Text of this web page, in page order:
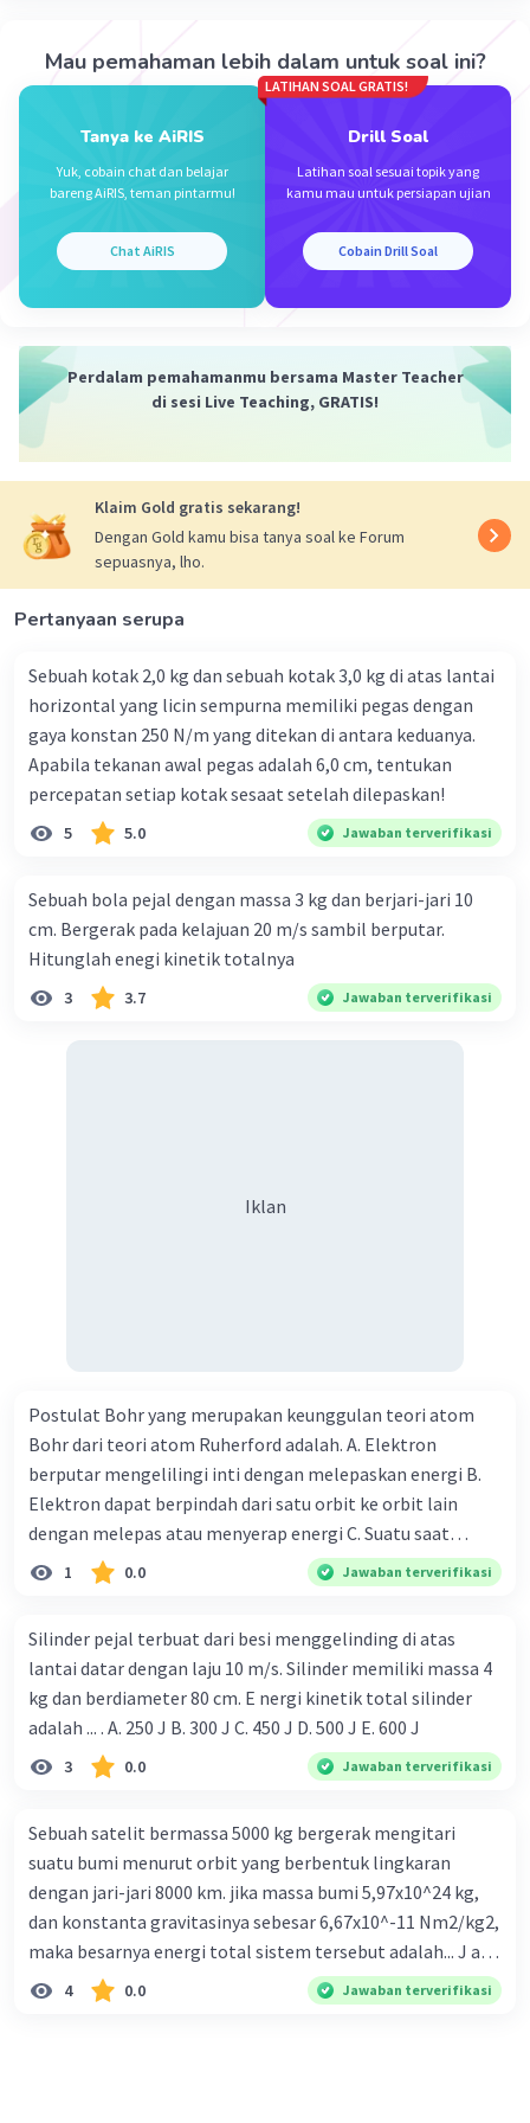
Xs = 26/2 = 13 cm
Titik berat palu dan tangkai:
Xo = mp.xp + ms.xs/mp + ms
Xo = 26,6 cm
Dengan demikian, titik yang membentuk lintasan
Beri Rating·0.0(0) Balas
Mau pemahaman lebih dalam untuk soal ini?
Tanya ke AiRIS
Yuk, cobain chat dan belajar
bareng AiRIS, teman pintarmu!
Chat AiRIS
LATIHAN SOAL GRATIS!
Drill Soal
Latihan soal sesuai topik yang
kamu mau untuk persiapan ujian
Cobain Drill Soal
Perdalam pemahamanmu bersama Master Teacher
di sesi Live Teaching, GRATIS!
Klaim Gold gratis sekarang!
Dengan Gold kamu bisa tanya soal ke Forum
sepuasnya, lho.
Pertanyaan serupa
Sebuah kotak 2,0 kg dan sebuah kotak 3,0 kg di atas lantai
horizontal yang licin sempurna memiliki pegas dengan
gaya konstan 250 N/m yang ditekan di antara keduanya.
Apabila tekanan awal pegas adalah 6,0 cm, tentukan
percepatan setiap kotak sesaat setelah dilepaskan!
5 5.0 Jawaban terverifikasi
Sebuah bola pejal dengan massa 3 kg dan berjari-jari 10
cm. Bergerak pada kelajuan 20 m/s sambil berputar.
Hitunglah enegi kinetik totalnya
3 3.7 Jawaban terverifikasi
Iklan
Postulat Bohr yang merupakan keunggulan teori atom
Bohr dari teori atom Ruherford adalah. A. Elektron
berputar mengelilingi inti dengan melepaskan energi B.
Elektron dapat berpindah dari satu orbit ke orbit lain
dengan melepas atau menyerap energi C. Suatu saat
elektron akan masuk pada inti atom D. Muatan positif dan
sebagian besar massa atom berkumpul pada inti atom E.
pada lintasan tertentu
1 0.0 Jawaban terverifikasi
Silinder pejal terbuat dari besi menggelinding di atas
lantai datar dengan laju 10 m/s. Silinder memiliki massa 4
kg dan berdiameter 80 cm. E nergi kinetik total silinder
adalah ... . A. 250 J B. 300 J C. 450 J D. 500 J E. 600 J
3 0.0 Jawaban terverifikasi
Sebuah satelit bermassa 5000 kg bergerak mengitari
suatu bumi menurut orbit yang berbentuk lingkaran
dengan jari-jari 8000 km. jika massa bumi 5,97x10^24 kg,
dan konstanta gravitasinya sebesar 6,67x10^-11 Nm2/kg2,
maka besarnya energi total sistem tersebut adalah... J a.
1,14x10^14 b. 1,24x10^14 c. 2,14x10^14 d. 2,24x10^14 e.
4 0.0 Jawaban terverifikasi